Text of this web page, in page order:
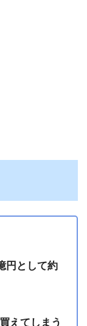
円として約
えてしまう